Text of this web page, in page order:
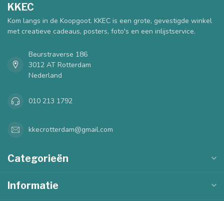
KKEC
Kom langs in de Koopgoot. KKEC is een grote, gevestigde winkel
met creatieve cadeaus, posters, foto's en een inlijstservice.
Beurstraverse 186
3012 AT Rotterdam
Nederland
010 213 1792
kkecrotterdam@gmail.com
Categorieën
Informatie